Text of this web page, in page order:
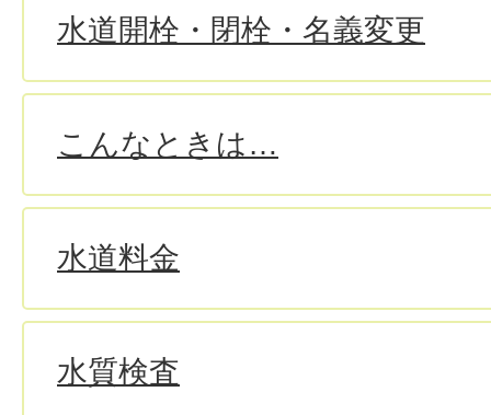
水道開栓・閉栓・名義変更
こんなときは…
水道料金
水質検査